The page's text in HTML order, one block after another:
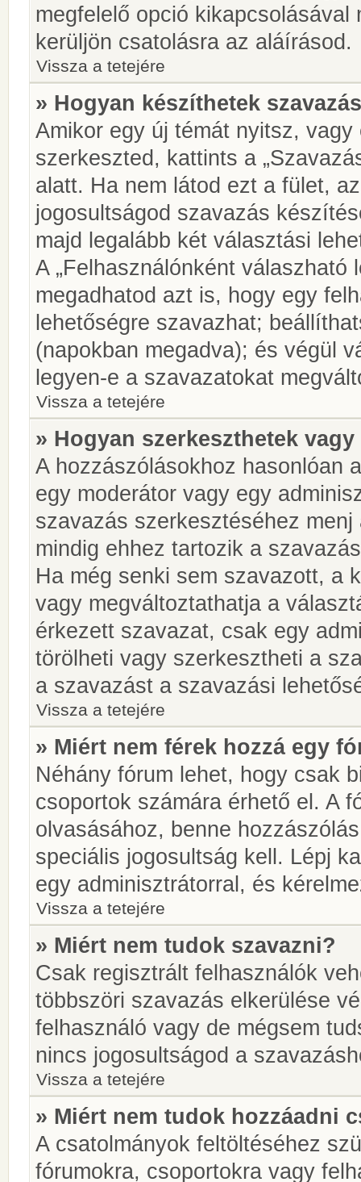
megfelelő opció
kerüljön csatolásra az aláírásod.
Vissza a tetejére
» Hogyan készíthetek
Amikor egy új témát nyitsz,
szerkeszted, kattints a
alatt. Ha nem látod ezt a fület,
jogosultságod szavazás
majd legalább két választási
A „Felhasználónként válaszható
megadhatod azt is, hogy egy
lehetőségre szavazhat;
(napokban megadva); és végül
legyen-e a szavazatokat
Vissza a tetejére
» Hogyan szerkeszthetek
A hozzászólásokhoz hasonlóan
egy moderátor vagy egy
szavazás szerkesztéséhez
mindig ehhez tartozik a
Ha még senki sem szavazott, a
vagy megváltoztathatja a
érkezett szavazat, csak egy
törölheti vagy szerkesztheti a
a szavazást a szavazási
Vissza a tetejére
» Miért nem férek hozzá egy
Néhány fórum lehet, hogy csak
csoportok számára érhető el. A
olvasásához, benne
speciális jogosultság kell. Lépj
egy adminisztrátorral, és
Vissza a tetejére
» Miért nem tudok szavazni?
Csak regisztrált felhasználók
többszöri szavazás elkerülése
felhasználó vagy de mégsem
nincs jogosultságod a
Vissza a tetejére
» Miért nem tudok hozzáadni
A csatolmányok feltöltéséhez
fórumokra, csoportokra vagy